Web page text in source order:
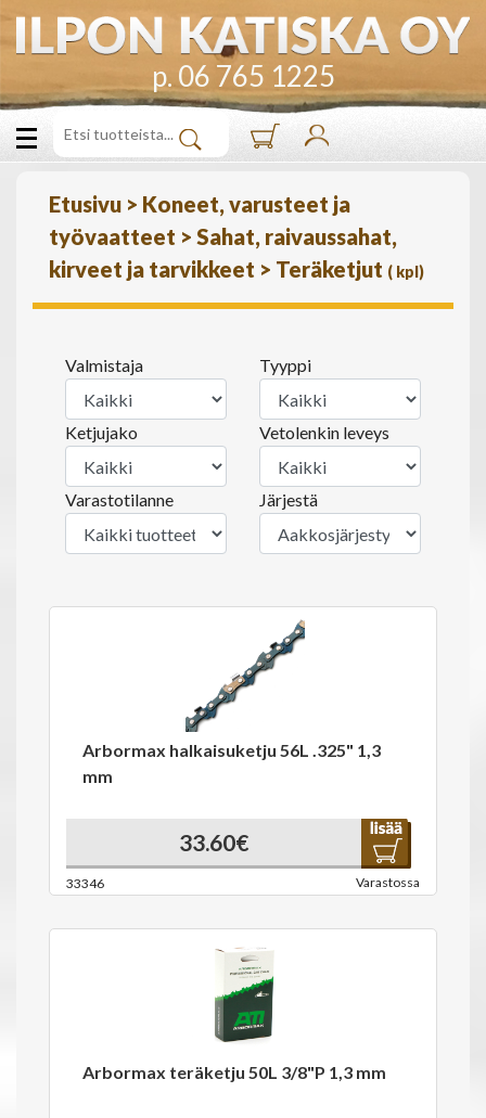
p. 06 765 1225
Etusivu > Koneet, varusteet ja
työvaatteet > Sahat, raivaussahat,
kirveet ja tarvikkeet > Teräketjut ( kpl)
Valmistaja Tyyppi
Ketjujako Vetolenkin leveys
Varastotilanne Järjestä
Arbormax halkaisuketju 56L .325" 1,3
mm
33.60€
33346 Varastossa
Arbormax teräketju 50L 3/8"P 1,3 mm